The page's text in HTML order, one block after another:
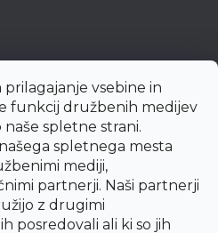
vsebine in
funkcij družbenih medijev
spletne strani.
spletnega mesta
mediji,
partnerji. Naši partnerji
z drugimi
posredovali ali ki so jih